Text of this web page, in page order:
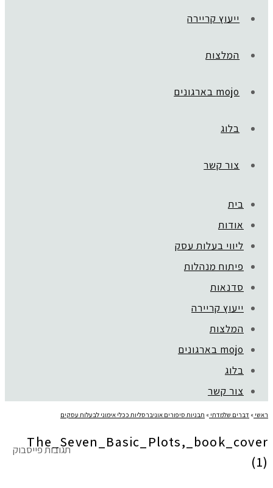
ייעוץ קריירה
המלצות
mojo בארגונים
בלוג
צור קשר
בית
אודות
ליווי בעלות עסק
פיתוח מנהלות
סדנאות
ייעוץ קריירה
המלצות
mojo בארגונים
בלוג
צור קשר
ראשי » דברים שלמדתי » תבניות סיפורים אוניברסליות ככלי אימוני לבעלות עסקים
The_Seven_Basic_Plots,_book_cover
(1)
תגובות פייסבוק
קהילת סלוניקי 1, תל אביב |
© כל הזכויות שמורות לגלית שול |
עיצוב:
נסטיה פייביש| ביצוע: